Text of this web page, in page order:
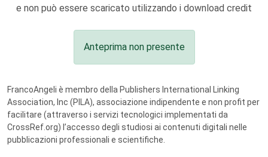
e non può essere scaricato utilizzando i download credit
Anteprima non presente
FrancoAngeli è membro della Publishers International Linking
Association, Inc (PILA), associazione indipendente e non profit per
facilitare (attraverso i servizi tecnologici implementati da
CrossRef.org) l’accesso degli studiosi ai contenuti digitali nelle
pubblicazioni professionali e scientifiche.